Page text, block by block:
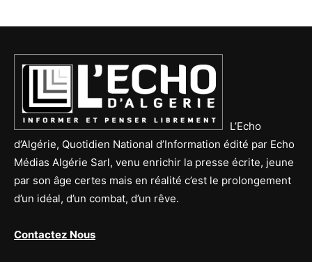
L’Echo
d’Algérie, Quotidien National d’Information édité par Echo
Médias Algérie Sarl, venu enrichir la presse écrite, jeune
par son âge certes mais en réalité c’est le prolongement
d’un idéal, d’un combat, d’un rêve.
Contactez Nous